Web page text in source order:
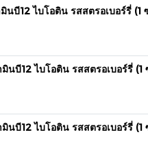
บี12 ไบโอติน รสสตรอเบอร์รี่ (1
บี12 ไบโอติน รสสตรอเบอร์รี่ (1
บี12 ไบโอติน รสสตรอเบอร์รี่ (1